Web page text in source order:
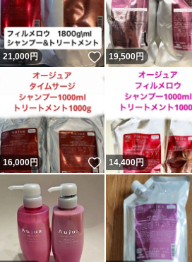
21,000円 いいね！
19,500円
16,000円 いいね！
14,400円